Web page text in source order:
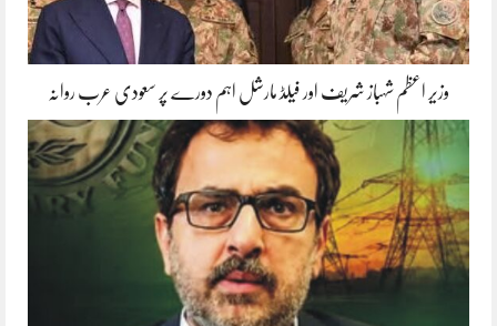
وزیر اعظم شہباز شریف اور فیلڈ مارشل اہم دورے پر سعودی عرب روانہ